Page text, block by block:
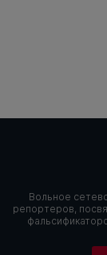
Вольное
репортеров,